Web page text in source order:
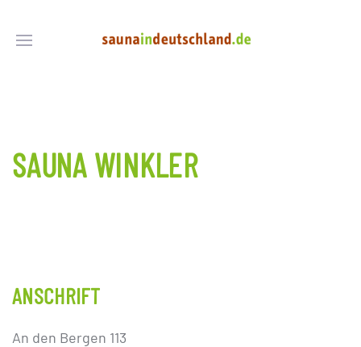
SAUNA WINKLER
ANSCHRIFT
An den Bergen 113